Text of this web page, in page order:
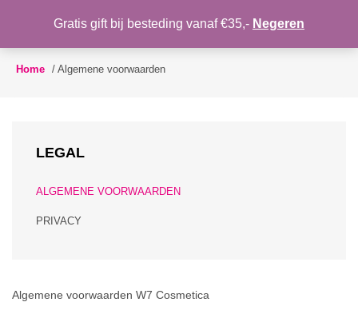
Toggle
WENSLIJST
Home / Algemene voorwaarden
LEGAL
ALGEMENE VOORWAARDEN
PRIVACY
Algemene voorwaarden W7 Cosmetica
Gratis gift bij besteding vanaf €35,- Negeren